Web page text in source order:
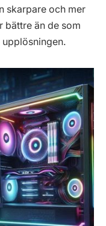
skarpare och mer
bättre än de som